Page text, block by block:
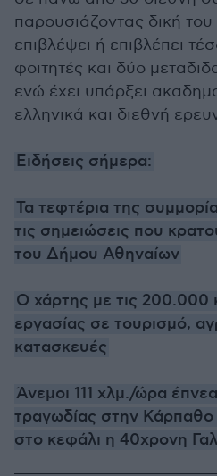
παρουσιάζοντας δική του
επιβλέψει ή επιβλέπει
φοιτητές και δύο
ενώ έχει υπάρξει
ελληνικά και διεθνή
Ειδήσεις σήμερα:
Τα τεφτέρια της
τις σημειώσεις που
του Δήμου Αθηναίων
Ο χάρτης με τις 200.000
εργασίας σε τουρισμό,
κατασκευές
Άνεμοι 111 χλμ./ώρα
τραγωδίας στην
στο κεφάλι η 40χρονη